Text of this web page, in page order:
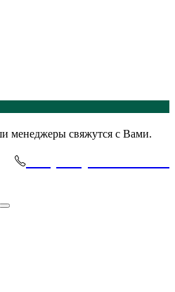
менеджеры свяжутся с Вами.